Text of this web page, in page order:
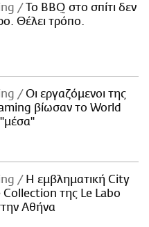
Το BBQ στο σπίτι δεν
Θέλει τρόπο.
Οι εργαζόμενοι της
βίωσαν το World
Η εμβληματική City
Collection της Le Labo
Αθήνα